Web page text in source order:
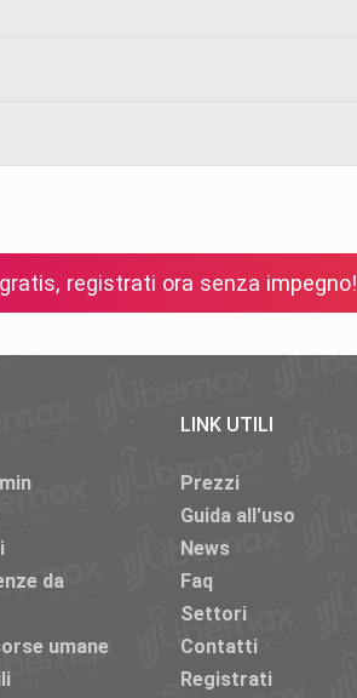
registrati ora senza impegno!
da
umane
LINK UTILI
Prezzi
Guida all'uso
News
Faq
Settori
Contatti
Registrati